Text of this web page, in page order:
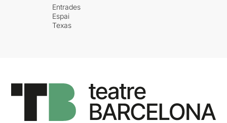
Entrades
Espai
Texas